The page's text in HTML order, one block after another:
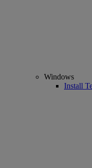
Windows
Install